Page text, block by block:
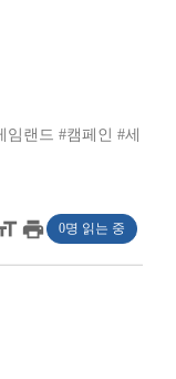
임랜드 #캠페인 #세
print 0명 읽는 중